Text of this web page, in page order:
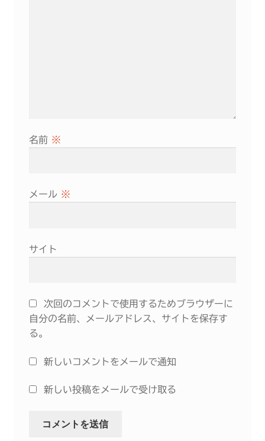
名前 ※
メール ※
サイト
次回のコメントで使用するためブラウザーに
自分の名前、メールアドレス、サイトを保存す
る。
新しいコメントをメールで通知
新しい投稿をメールで受け取る